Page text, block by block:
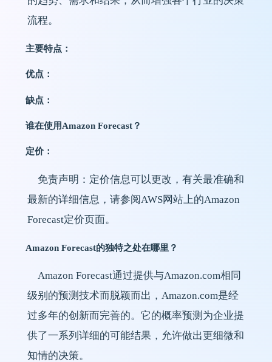
流程。
主要特点：
优点：
缺点：
谁在使用Amazon Forecast？
定价：
免责声明：定价信息可以更改，有关最准确和
最新的详细信息，请参阅AWS网站上的Amazon
Forecast定价页面。
Amazon Forecast的独特之处在哪里？
Amazon Forecast通过提供与Amazon.com相同
级别的预测技术而脱颖而出，Amazon.com是经
过多年的创新而完善的。它的概率预测为企业提
供了一系列详细的可能结果，允许做出更细微和
知情的决策。